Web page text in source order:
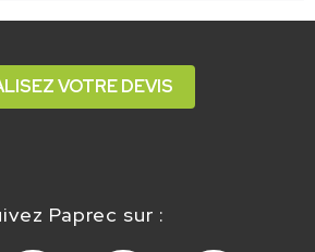
VOTRE DEVIS
Paprec sur :